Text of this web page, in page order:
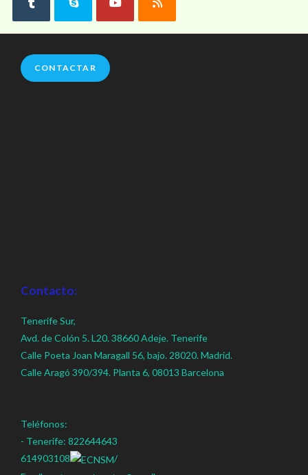
en
tu
CONTACTAR
Contacto:
Tenerife Sur,
Avd. de Colón 5. L20. 38660 Adeje. Tenerife
Calle Poeta Joan Maragall 56, bajo. 28020. Madrid.
Calle Aragó 390/394. Planta 6, 08013 Barcelona
Teléfonos:
- Tenerife: 822644643
614903108
/